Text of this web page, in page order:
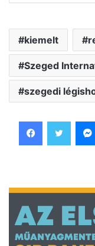
kiemelt
Szeged
szegedi